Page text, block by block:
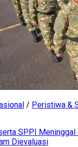
/ Peristiwa &
SPPI Meninggal
Dievaluasi